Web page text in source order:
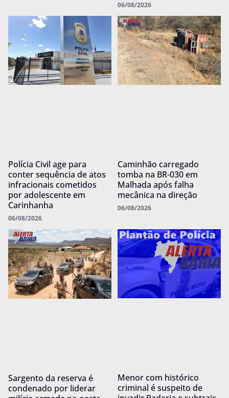
06/08/2026
Polícia Civil age para
conter sequência de atos
infracionais cometidos
por adolescente em
Carinhanha
06/08/2026
Caminhão carregado
tomba na BR-030 em
Malhada após falha
mecânica na direção
06/08/2026
Sargento da reserva é
condenado por liderar
Menor com histórico
criminal é suspeito de